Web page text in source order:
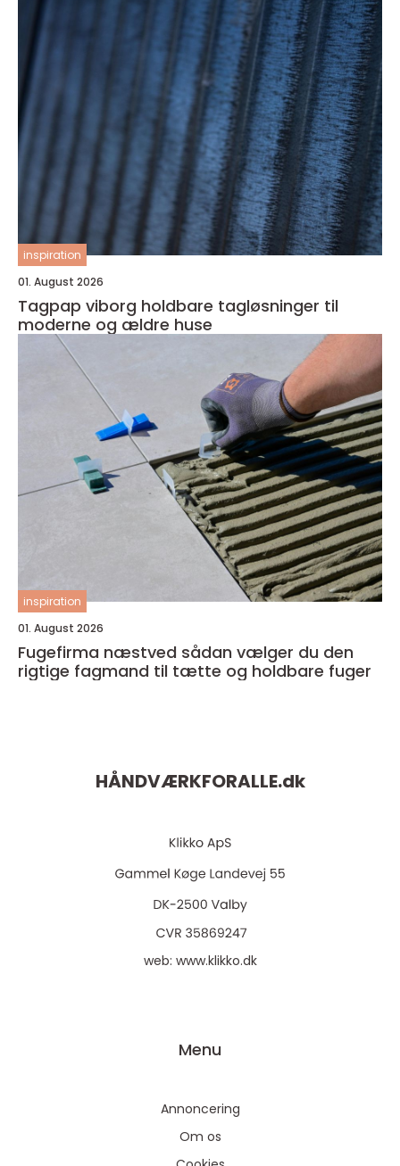
inspiration
01. August 2026
Tagpap viborg holdbare tagløsninger til
moderne og ældre huse
inspiration
01. August 2026
Fugefirma næstved sådan vælger du den
rigtige fagmand til tætte og holdbare fuger
HÅNDVÆRKFORALLE.dk
web: www.klikko.dk
Menu
Annoncering
Om os